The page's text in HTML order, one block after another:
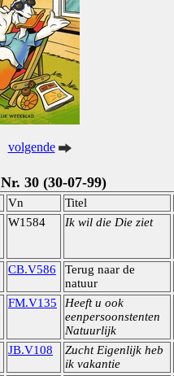
volgende
Nr. 30 (30-07-99)
Vn
Titel
W1584 Ik wil die Die ziet
CB.V586
Terug naar de
natuur
FM.V135
Heeft u ook
eenpersoonstenten
Natuurlijk
JB.V108
Zucht Eigenlijk heb
ik vakantie